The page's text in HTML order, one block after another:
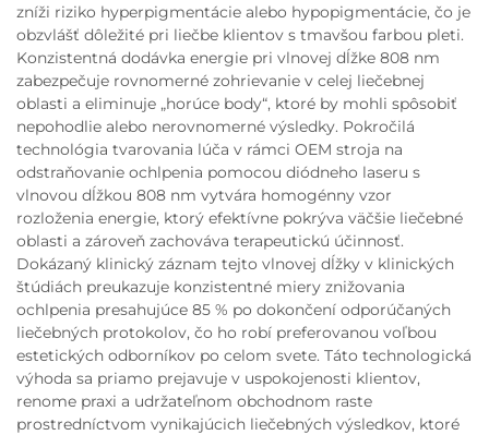
zníži riziko hyperpigmentácie alebo hypopigmentácie, čo je
obzvlášť dôležité pri liečbe klientov s tmavšou farbou pleti.
Konzistentná dodávka energie pri vlnovej dĺžke 808 nm
zabezpečuje rovnomerné zohrievanie v celej liečebnej
oblasti a eliminuje „horúce body“, ktoré by mohli spôsobiť
nepohodlie alebo nerovnomerné výsledky. Pokročilá
technológia tvarovania lúča v rámci OEM stroja na
odstraňovanie ochlpenia pomocou diódneho laseru s
vlnovou dĺžkou 808 nm vytvára homogénny vzor
rozloženia energie, ktorý efektívne pokrýva väčšie liečebné
oblasti a zároveň zachováva terapeutickú účinnosť.
Dokázaný klinický záznam tejto vlnovej dĺžky v klinických
štúdiách preukazuje konzistentné miery znižovania
ochlpenia presahujúce 85 % po dokončení odporúčaných
liečebných protokolov, čo ho robí preferovanou voľbou
estetických odborníkov po celom svete. Táto technologická
výhoda sa priamo prejavuje v uspokojenosti klientov,
renome praxi a udržateľnom obchodnom raste
prostredníctvom vynikajúcich liečebných výsledkov, ktoré